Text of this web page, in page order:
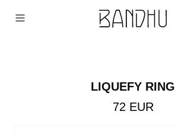
LIQUEFY RING
72 EUR